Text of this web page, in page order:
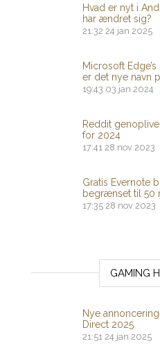
Hvad er nyt i
har ændret sig?
21:32 24 jan 2025
Microsoft
er det nye navn
19:43 03 jan 2024
Reddit
for 2024
17:41 28 nov 2023
Gratis Evernote
begrænset til 50
17:35 28 nov 2023
GAMING
Nye
Direct 2025
21:51 24 jan 2025